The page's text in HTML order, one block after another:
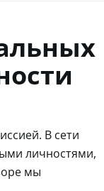
В сети
личностями,
мы